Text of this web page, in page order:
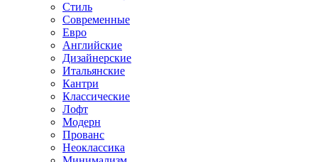
Стиль
Современные
Евро
Английские
Дизайнерские
Итальянские
Кантри
Классические
Лофт
Модерн
Прованс
Неоклассика